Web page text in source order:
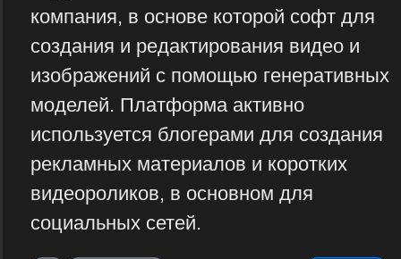
компания, в основе которой софт для
создания и редактирования видео и
изображений с помощью генеративных
моделей. Платформа активно
используется блогерами для создания
рекламных материалов и коротких
видеороликов, в основном для
социальных сетей.